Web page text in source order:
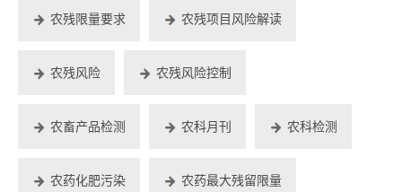
农残限量要求 农残项目风险解读
农残风险 农残风险控制
农畜产品检测 农科月刊 农科检测
农药化肥污染 农药最大残留限量